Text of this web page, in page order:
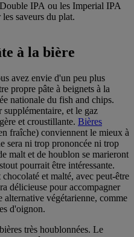
IPA ou les Imperial IPA
saveurs du plat.
à la bière
avez envie d'un peu plus
propre pâte à beignets à la
nationale du fish and chips.
et le gaz
et croustillante. Bières
fraîche) conviennent le mieux à
sera ni trop prononcée ni trop
malt et de houblon se marieront
pourrait être intéressante.
et malté, avec peut-être
délicieuse pour accompagner
végétarienne, comme
d'oignon.
très houblonnées. Le